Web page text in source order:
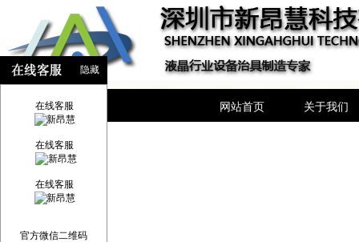
网站首页 关于我们
隐藏
在线客服
在线客服
在线客服
官方微信二维码